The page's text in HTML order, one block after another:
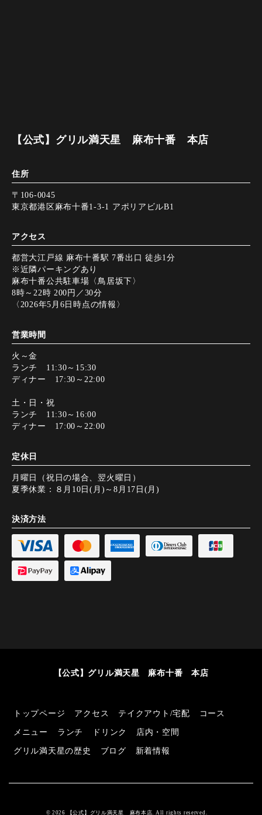
【公式】グリル満天星 麻布十番 本店
住所
〒106-0045
東京都港区麻布十番1-3-1 アポリアビルB1
アクセス
都営大江戸線 麻布十番駅 7番出口 徒歩1分
※近隣パーキングあり
麻布十番公共駐車場〈鳥居坂下〉
8時～22時 200円／30分
〈2026年5月6日時点の情報〉
営業時間
火～金
ランチ 11:30～15:30
ディナー 17:30～22:00
土・日・祝
ランチ 11:30～16:00
ディナー 17:00～22:00
定休日
月曜日（祝日の場合、翌火曜日）
夏季休業：８月10日(月)～8月17日(月)
決済方法
【公式】グリル満天星 麻布十番 本店
トップページ アクセス テイクアウト/宅配 コース
メニュー ランチ ドリンク 店内・空間
グリル満天星の歴史 ブログ 新着情報
© 2026 【公式】グリル満天星 麻布本店. All rights reserved.